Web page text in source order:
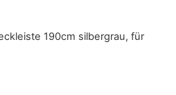
190cm silbergrau, für